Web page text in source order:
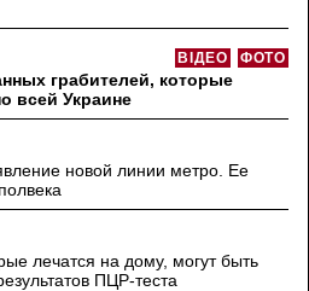
ФОТО
ВІДЕО
грабителей, которые
всей Украине
новой линии метро. Ее
лечатся на дому, могут быть
ПЦР-теста